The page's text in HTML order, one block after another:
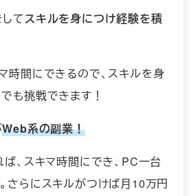
てスキルを身につけ経験を積
時間にできるので、スキルを身
も挑戦できます！
Web系の副業！
、スキマ時間にでき、PC一台
さらにスキルがつけば月10万円